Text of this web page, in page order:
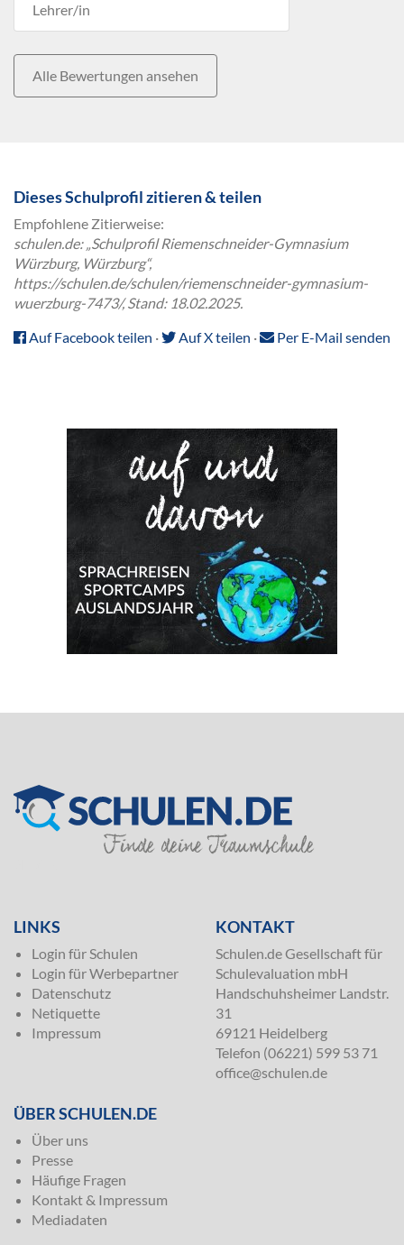
Lehrer/in
Alle Bewertungen ansehen
Dieses Schulprofil zitieren & teilen
Empfohlene Zitierweise:
schulen.de: „Schulprofil Riemenschneider-Gymnasium
Würzburg, Würzburg“,
https://schulen.de/schulen/riemenschneider-gymnasium-
wuerzburg-7473/, Stand: 18.02.2025.
Auf Facebook teilen · Auf X teilen · Per E-Mail senden
LINKS
Login für Schulen
Login für Werbepartner
Datenschutz
Netiquette
Impressum
KONTAKT
Schulen.de Gesellschaft für
Schulevaluation mbH
Handschuhsheimer Landstr.
31
69121 Heidelberg
Telefon (06221) 599 53 71
office@schulen.de
ÜBER SCHULEN.DE
Über uns
Presse
Häufige Fragen
Kontakt & Impressum
Mediadaten